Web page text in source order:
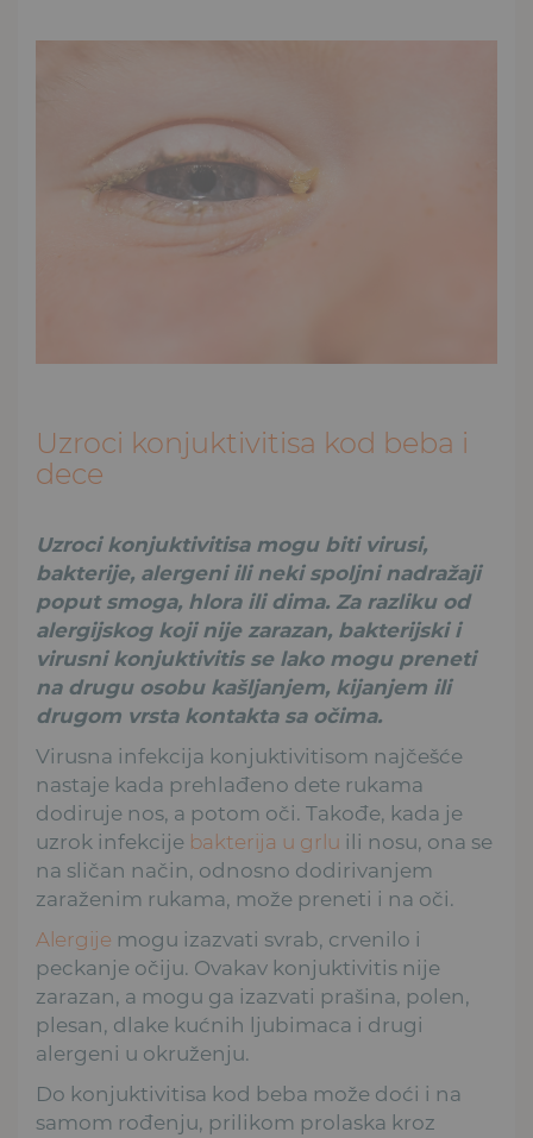
Uzroci konjuktivitisa kod beba i
dece
Uzroci konjuktivitisa mogu biti virusi,
bakterije, alergeni ili neki spoljni nadražaji
poput smoga, hlora ili dima. Za razliku od
alergijskog koji nije zarazan, bakterijski i
virusni konjuktivitis se lako mogu preneti
na drugu osobu kašljanjem, kijanjem ili
drugom vrsta kontakta sa očima.
Virusna infekcija konjuktivitisom najčešće
nastaje kada prehlađeno dete rukama
dodiruje nos, a potom oči. Takođe, kada je
uzrok infekcije bakterija u grlu ili nosu, ona se
na sličan način, odnosno dodirivanjem
zaraženim rukama, može preneti i na oči.
Alergije mogu izazvati svrab, crvenilo i
peckanje očiju. Ovakav konjuktivitis nije
zarazan, a mogu ga izazvati prašina, polen,
plesan, dlake kućnih ljubimaca i drugi
alergeni u okruženju.
Do konjuktivitisa kod beba može doći i na
samom rođenju, prilikom prolaska kroz